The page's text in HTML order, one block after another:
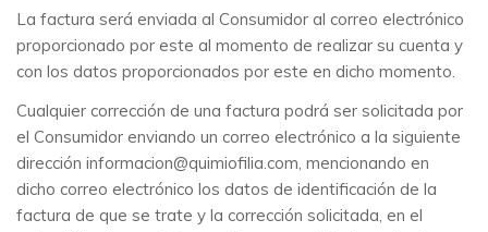
La factura será enviada al Consumidor al correo electrónico
proporcionado por este al momento de realizar su cuenta y
con los datos proporcionados por este en dicho momento.
Cualquier corrección de una factura podrá ser solicitada por
el Consumidor enviando un correo electrónico a la siguiente
dirección informacion@quimiofilia.com, mencionando en
dicho correo electrónico los datos de identificación de la
factura de que se trate y la corrección solicitada, en el